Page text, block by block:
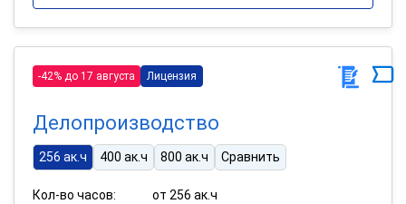
-42% до 17 августа Лицензия
Делопроизводство
256 ак.ч 400 ак.ч 800 ак.ч Сравнить
Кол-во часов:
от 256 ак.ч